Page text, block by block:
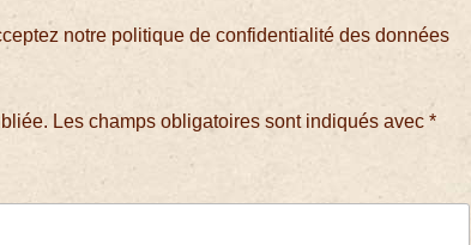
notre politique de confidentialité des données
Les champs obligatoires sont indiqués avec*